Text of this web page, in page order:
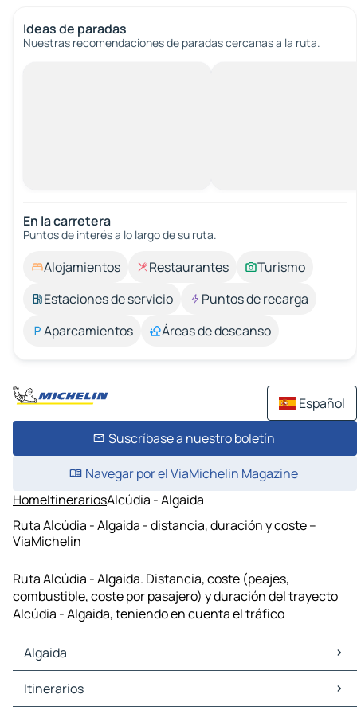
Ideas de paradas
Nuestras recomendaciones de paradas cercanas a la ruta.
En la carretera
Puntos de interés a lo largo de su ruta.
Alojamientos Restaurantes
Turismo
Estaciones de servicio
Puntos de recarga
Aparcamientos
Áreas de descanso
Español
Suscríbase a nuestro boletín
Navegar por el ViaMichelin Magazine
HomeItinerariosAlcúdia - Algaida
Ruta Alcúdia - Algaida - distancia, duración y coste –
ViaMichelin
Ruta Alcúdia - Algaida. Distancia, coste (peajes,
combustible, coste por pasajero) y duración del trayecto
Alcúdia - Algaida, teniendo en cuenta el tráfico
Algaida
Algaida Mapas Planos
Algaida Trafico
Itinerarios